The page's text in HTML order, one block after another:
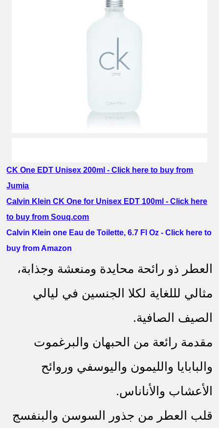
CK One EDT Unisex 200ml - Click here to buy from
Jumia
Calvin Klein CK One for Unisex EDT 100ml - Click here
to buy from Souq.com
Calvin Klein one Eau de Toilette, 6.7 Fl Oz - Click here to
buy from Amazon
العطر ذو رائحة محايدة ومنعشة وجذابة،
مثالي لللغاية لكلا الجنسين في ليالي
الصيف الصافية.
مقدمة رائعة من الحبهان والبرغموت
والبابايا والليمون واليوسفي وروائح
الأعشاب والأناناس.
قلب العطر من جذور السوسن والبنفسج